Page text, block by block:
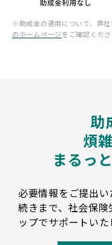
※助成金の適用について、弊
のホームページをご確認くださ
助
煩
まるっ
必要情報をご提出
続きまで、社会保
ップでサポートい